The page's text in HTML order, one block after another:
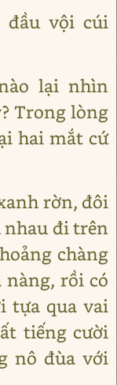
đầu vội cúi
lại nhìn
Trong lòng
hai mắt cứ
rờn, đôi
đi trên
chàng
rồi có
tựa qua vai
tiếng cười
nô đùa với